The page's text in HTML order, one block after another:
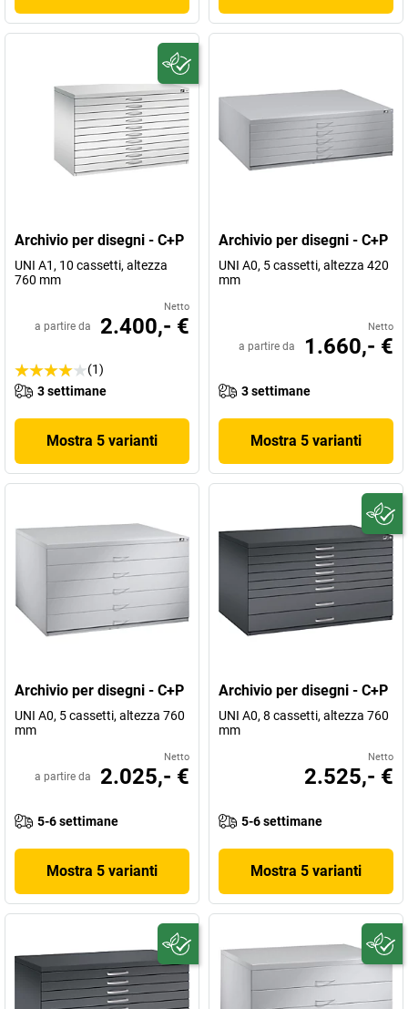
Archivio per disegni - C+P
UNI A1, 10 cassetti, altezza
760 mm
Netto
a partire da 2.400,- €
(1)
3 settimane
Mostra 5 varianti
Archivio per disegni - C+P
UNI A0, 5 cassetti, altezza 420
mm
Netto
a partire da 1.660,- €
3 settimane
Mostra 5 varianti
Archivio per disegni - C+P
UNI A0, 5 cassetti, altezza 760
mm
Netto
a partire da 2.025,- €
5-6 settimane
Mostra 5 varianti
Archivio per disegni - C+P
UNI A0, 8 cassetti, altezza 760
mm
Netto
2.525,- €
5-6 settimane
Mostra 5 varianti